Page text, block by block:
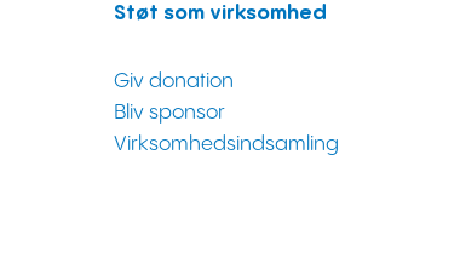
Støt som virksomhed
Giv donation
Bliv sponsor
Virksomhedsindsamling